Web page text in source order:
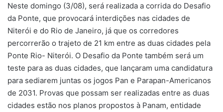
Neste domingo (3/08), será realizada a corrida do Desafio
da Ponte, que provocará interdições nas cidades de
Niterói e do Rio de Janeiro, já que os corredores
percorrerão o trajeto de 21 km entre as duas cidades pela
Ponte Rio- Niterói. O Desafio da Ponte também será um
teste para as duas cidades, que lançaram uma candidatura
para sediarem juntas os jogos Pan e Parapan-Americanos
de 2031. Provas que possam ser realizadas entre as duas
cidades estão nos planos propostos à Panam, entidade